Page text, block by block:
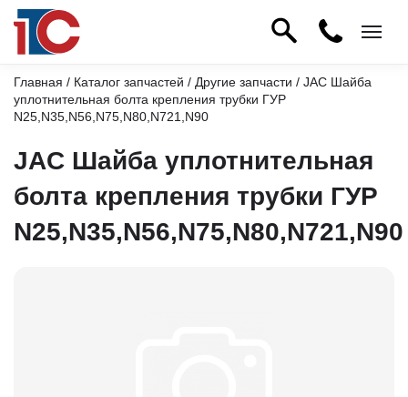
Главная / Каталог запчастей / Другие запчасти / JAC Шайба
уплотнительная болта крепления трубки ГУР
N25,N35,N56,N75,N80,N721,N90
JAC Шайба уплотнительная
болта крепления трубки ГУР
N25,N35,N56,N75,N80,N721,N90